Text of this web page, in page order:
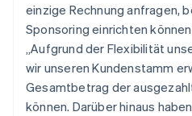
einzige Rechnung anfragen,
Sponsoring einrichten
„Aufgrund der Flexibilität
wir unseren Kundenstamm
Gesamtbetrag der
können. Darüber hinaus